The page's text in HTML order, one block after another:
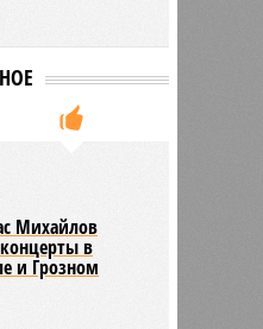
Михайлов
в
и Грозном